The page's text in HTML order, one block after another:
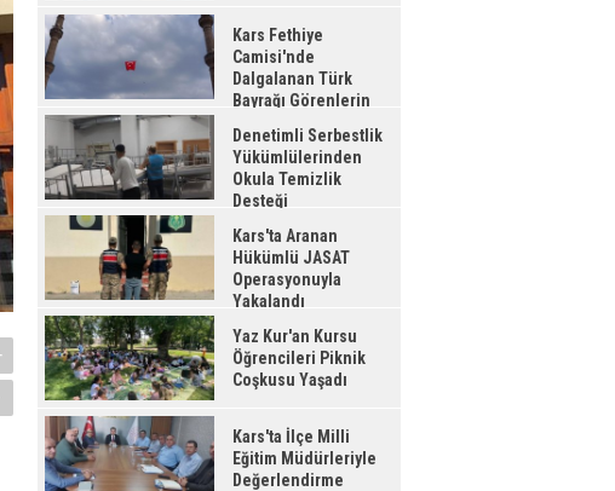
Kars Fethiye
Camisi'nde
Dalgalanan Türk
Bayrağı Görenlerin
Beğenisini Topladı
Denetimli Serbestlik
Yükümlülerinden
Okula Temizlik
Desteği
Kars'ta Aranan
Hükümlü JASAT
Operasyonuyla
Yakalandı
Yaz Kur'an Kursu
Öğrencileri Piknik
Coşkusu Yaşadı
Kars'ta İlçe Milli
Eğitim Müdürleriyle
Değerlendirme